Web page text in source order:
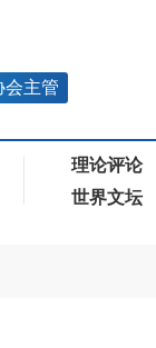
会主管
理论评论
世界文坛